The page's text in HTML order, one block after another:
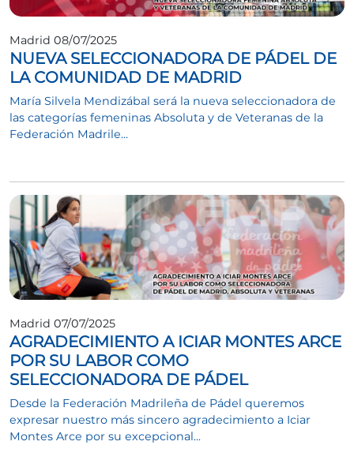
Madrid 08/07/2025
NUEVA SELECCIONADORA DE PÁDEL DE
LA COMUNIDAD DE MADRID
María Silvela Mendizábal será la nueva seleccionadora de
las categorías femeninas Absoluta y de Veteranas de la
Federación Madrile...
Madrid 07/07/2025
AGRADECIMIENTO A ICIAR MONTES ARCE
POR SU LABOR COMO
SELECCIONADORA DE PÁDEL
Desde la Federación Madrileña de Pádel queremos
expresar nuestro más sincero agradecimiento a Iciar
Montes Arce por su excepcional...